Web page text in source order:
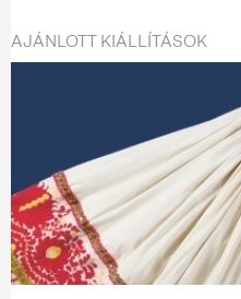
AJÁNLOTT KIÁLLÍTÁSOK